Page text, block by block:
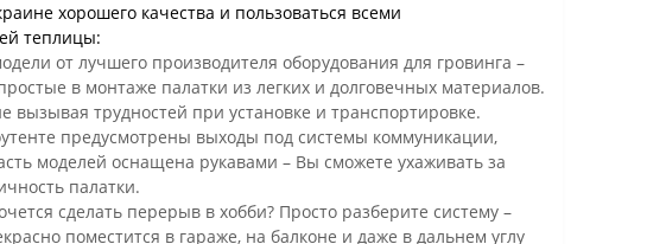
хорошего качества и пользоваться всеми
теплицы:
от лучшего производителя оборудования для гровинга –
в монтаже палатки из легких и долговечных материалов.
вызывая трудностей при установке и транспортировке.
предусмотрены выходы под системы коммуникации,
моделей оснащена рукавами – Вы сможете ухаживать за
палатки.
сделать перерыв в хобби? Просто разберите систему –
поместится в гараже, на балконе и даже в дальнем углу